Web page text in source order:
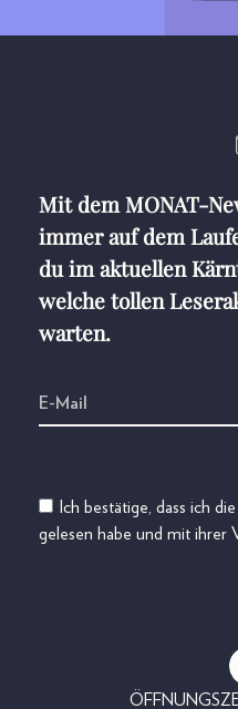
Mit dem MONAT-
immer auf dem
du im aktuellen
welche tollen
warten.
Ich bestätige, dass ich die
gelesen habe und mit ihrer